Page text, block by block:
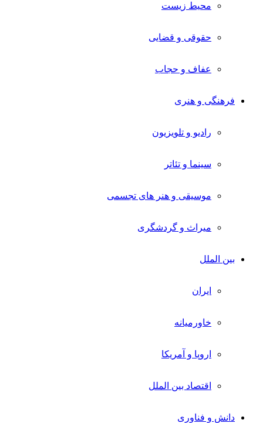
محیط زیست
حقوقی و قضایی
عفاف و حجاب
فرهنگی و هنری
رادیو و تلویزیون
سینما و تئاتر
موسیقی و هنر های تجسمی
میراث و گردشگری
بین الملل
ایران
خاورمیانه
اروپا و آمریکا
اقتصاد بین الملل
دانش و فناوری